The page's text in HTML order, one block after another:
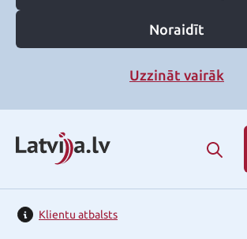
Noraidīt
Uzzināt vairāk
Klientu atbalsts